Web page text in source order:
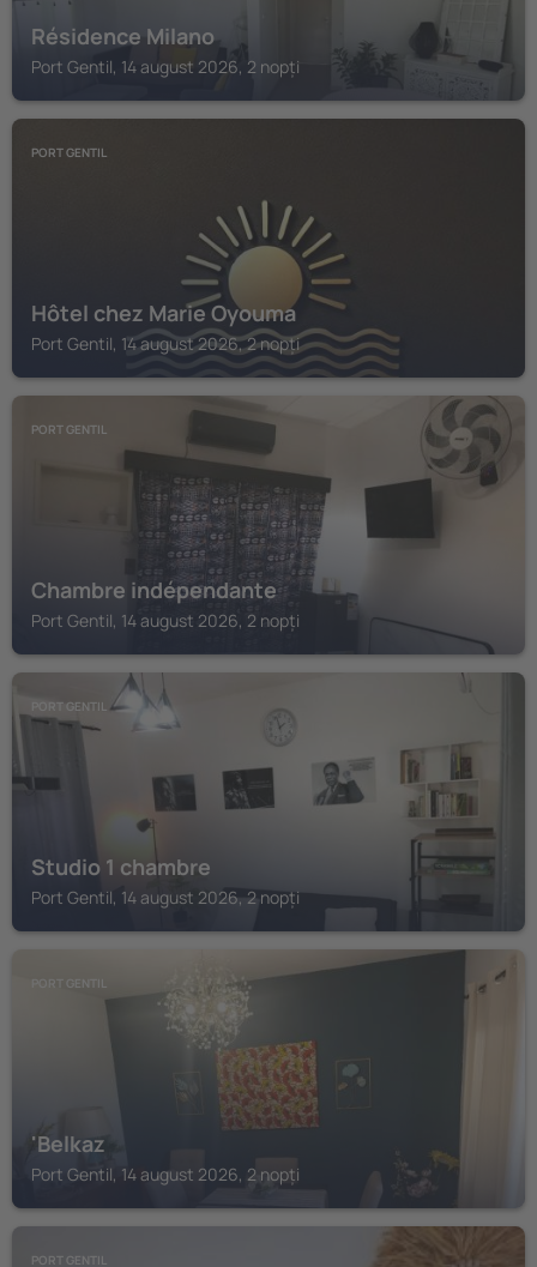
Résidence Milano
Port Gentil, 14 august 2026, 2 nopți
PORT GENTIL
Hôtel chez Marie Oyouma
Port Gentil, 14 august 2026, 2 nopți
PORT GENTIL
Chambre indépendante
Port Gentil, 14 august 2026, 2 nopți
PORT GENTIL
Studio 1 chambre
Port Gentil, 14 august 2026, 2 nopți
PORT GENTIL
'Belkaz
Port Gentil, 14 august 2026, 2 nopți
PORT GENTIL